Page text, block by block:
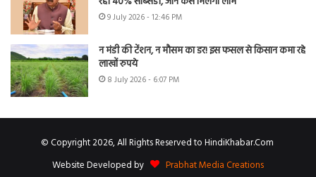
9 July 2026 - 12:46 PM
न मंडी की टेंशन, न मौसम का डर! इस फसल से किसान कमा रहे
लाखों रुपये
8 July 2026 - 6:07 PM
© Copyright 2026, All Rights Reserved to HindiKhabar.Com
Website Developed by
Prabhat Media Creations